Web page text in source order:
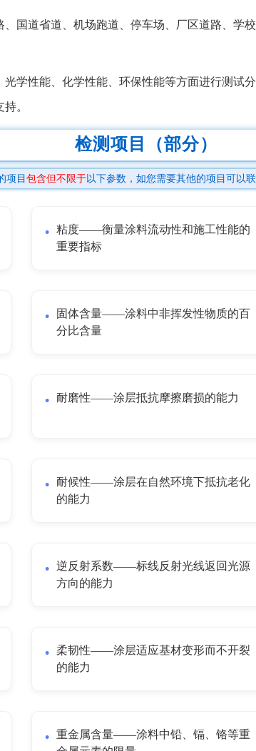
国道省道、机场跑道、停车场、厂区道路、学
学性能、化学性能、环保性能等方面进行测试
。
检测项目（部分）
项目 包含但不限于以下参数，如您需要其他的项目可以
粘度——衡量涂料流动性和施工性能的
重要指标
固体含量——涂料中非挥发性物质的百
分比含量
耐磨性——涂层抵抗摩擦磨损的能力
耐候性——涂层在自然环境下抵抗老化
的能力
逆反射系数——标线反射光线返回光源
方向的能力
柔韧性——涂层适应基材变形而不开裂
的能力
重金属含量——涂料中铅、镉、铬等重